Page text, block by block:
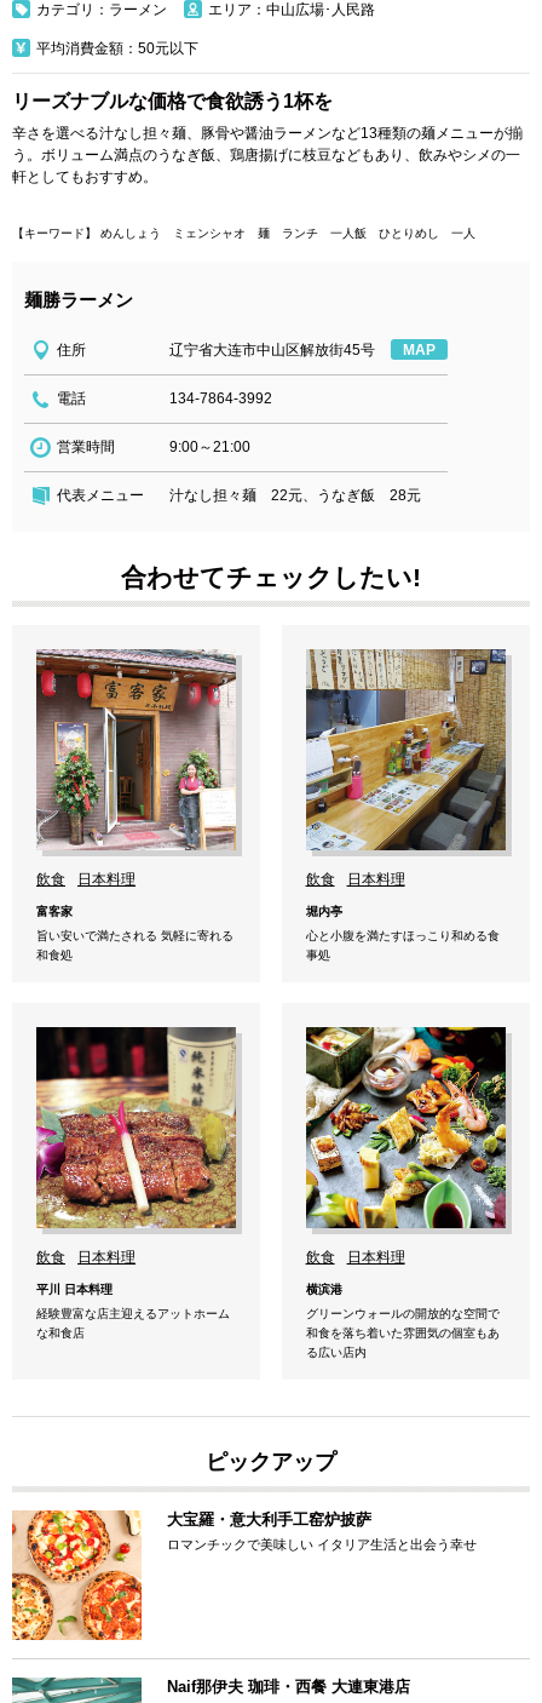
カテゴリ：ラーメン エリア：中山広場･人民路
平均消費金額：50元以下
リーズナブルな価格で食欲誘う1杯を
辛さを選べる汁なし担々麺、豚骨や醤油ラーメンなど13種類の麺メニューが揃
う。ボリューム満点のうなぎ飯、鶏唐揚げに枝豆などもあり、飲みやシメの一
軒としてもおすすめ。
【キーワード】 めんしょう ミェンシャオ 麺 ランチ 一人飯 ひとりめし 一人
麺勝ラーメン
住所 辽宁省大连市中山区解放街45号 MAP
電話 134-7864-3992
営業時間 9:00～21:00
代表メニュー 汁なし担々麺 22元、うなぎ飯 28元
合わせてチェックしたい!
飲食 日本料理
富客家
旨い安いで満たされる 気軽に寄れる
和食処
飲食 日本料理
堀内亭
心と小腹を満たすほっこり和める食
事処
飲食 日本料理
平川 日本料理
経験豊富な店主迎えるアットホーム
な和食店
飲食 日本料理
横滨港
グリーンウォールの開放的な空間で
和食を落ち着いた雰囲気の個室もあ
る広い店内
ピックアップ
大宝羅・意大利手工窑炉披萨
ロマンチックで美味しい イタリア生活と出会う幸せ
Naif那伊夫 珈琲・西餐 大連東港店